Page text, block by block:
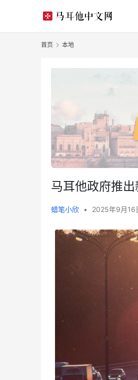
首页 本地
马耳他政府推
蜡笔小欣 • 2025年9月16